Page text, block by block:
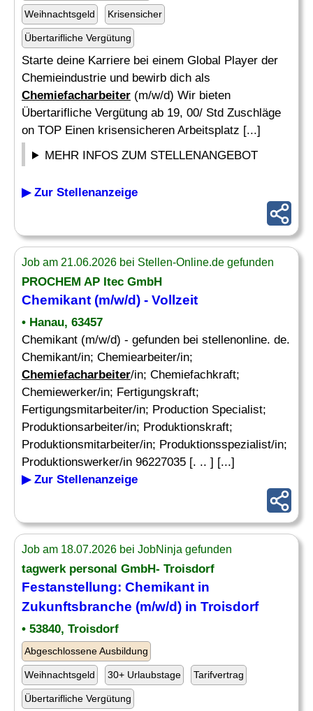
Weihnachtsgeld Krisensicher
Übertarifliche Vergütung
Starte deine Karriere bei einem Global Player der
Chemieindustrie und bewirb dich als
Chemiefacharbeiter (m/w/d) Wir bieten
Übertarifliche Vergütung ab 19, 00/ Std Zuschläge
on TOP Einen krisensicheren Arbeitsplatz [...]
MEHR INFOS ZUM STELLENANGEBOT
▶ Zur Stellenanzeige
Job am 21.06.2026 bei Stellen-Online.de gefunden
PROCHEM AP Itec GmbH
Chemikant (m/w/d) - Vollzeit
• Hanau, 63457
Chemikant (m/w/d) - gefunden bei stellenonline. de.
Chemikant/in; Chemiearbeiter/in;
Chemiefacharbeiter/in; Chemiefachkraft;
Chemiewerker/in; Fertigungskraft;
Fertigungsmitarbeiter/in; Production Specialist;
Produktionsarbeiter/in; Produktionskraft;
Produktionsmitarbeiter/in; Produktionsspezialist/in;
Produktionswerker/in 96227035 [. .. ] [...]
▶ Zur Stellenanzeige
Job am 18.07.2026 bei JobNinja gefunden
tagwerk personal GmbH- Troisdorf
Festanstellung: Chemikant in
Zukunftsbranche (m/w/d) in Troisdorf
• 53840, Troisdorf
Abgeschlossene Ausbildung
Weihnachtsgeld 30+ Urlaubstage Tarifvertrag
Übertarifliche Vergütung